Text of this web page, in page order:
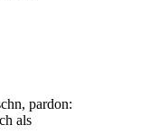
pardon:
als